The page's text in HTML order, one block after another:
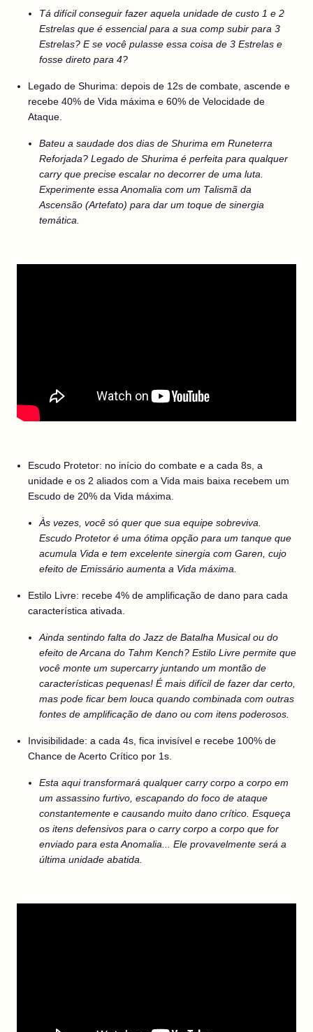
Tá difícil conseguir fazer aquela unidade de custo 1 e 2
Estrelas que é essencial para a sua comp subir para 3
Estrelas? E se você pulasse essa coisa de 3 Estrelas e
fosse direto para 4?
Legado de Shurima: depois de 12s de combate, ascende e
recebe 40% de Vida máxima e 60% de Velocidade de
Ataque.
Bateu a saudade dos dias de Shurima em Runeterra
Reforjada? Legado de Shurima é perfeita para qualquer
carry que precise escalar no decorrer de uma luta.
Experimente essa Anomalia com um Talismã da
Ascensão (Artefato) para dar um toque de sinergia
temática.
Escudo Protetor: no início do combate e a cada 8s, a
unidade e os 2 aliados com a Vida mais baixa recebem um
Escudo de 20% da Vida máxima.
Às vezes, você só quer que sua equipe sobreviva.
Escudo Protetor é uma ótima opção para um tanque que
acumula Vida e tem excelente sinergia com Garen, cujo
efeito de Emissário aumenta a Vida máxima.
Estilo Livre: recebe 4% de amplificação de dano para cada
característica ativada.
Ainda sentindo falta do Jazz de Batalha Musical ou do
efeito de Arcana do Tahm Kench? Estilo Livre permite que
você monte um supercarry juntando um montão de
características pequenas! É mais difícil de fazer dar certo,
mas pode ficar bem louca quando combinada com outras
fontes de amplificação de dano ou com itens poderosos.
Invisibilidade: a cada 4s, fica invisível e recebe 100% de
Chance de Acerto Crítico por 1s.
Esta aqui transformará qualquer carry corpo a corpo em
um assassino furtivo, escapando do foco de ataque
constantemente e causando muito dano crítico. Esqueça
os itens defensivos para o carry corpo a corpo que for
enviado para esta Anomalia... Ele provavelmente será a
última unidade abatida.